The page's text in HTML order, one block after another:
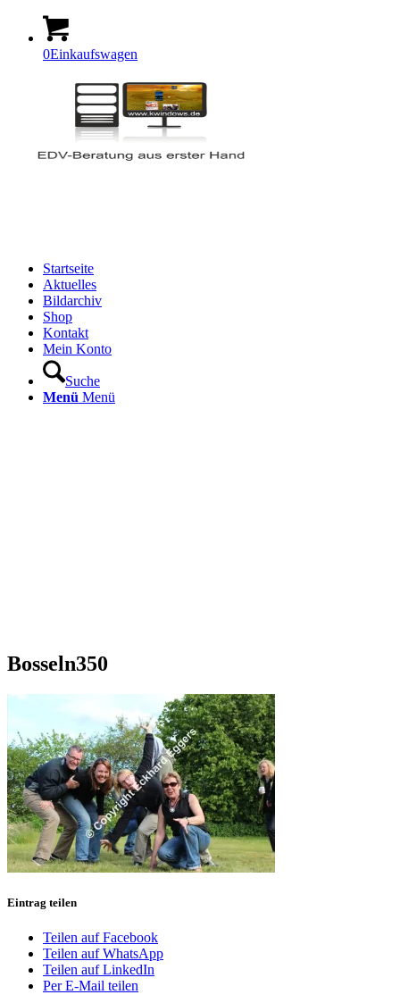
0Einkaufswagen
Startseite
Aktuelles
Bildarchiv
Shop
Kontakt
Mein Konto
Suche
Menü Menü
Bosseln350
Eintrag teilen
Teilen auf Facebook
Teilen auf WhatsApp
Teilen auf LinkedIn
Per E-Mail teilen